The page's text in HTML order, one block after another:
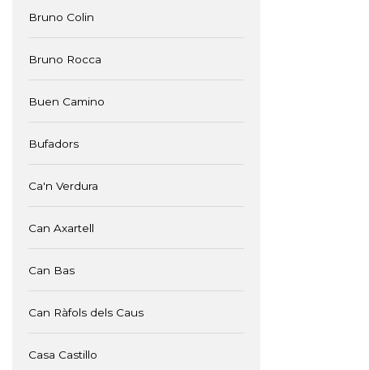
Bruno Colin
Bruno Rocca
Buen Camino
Bufadors
Ca'n Verdura
Can Axartell
Can Bas
Can Ràfols dels Caus
Casa Castillo